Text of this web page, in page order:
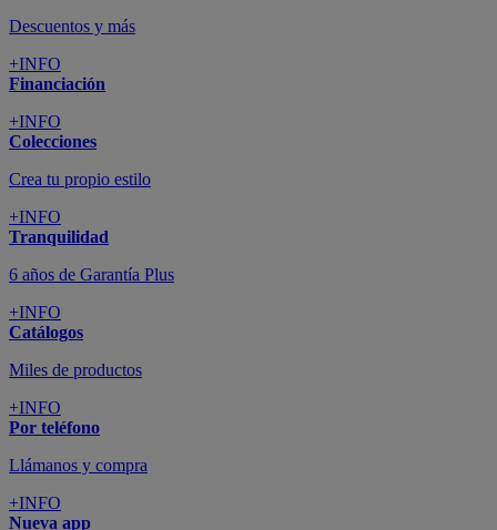
Descuentos y más
+INFO
Financiación
+INFO
Colecciones
Crea tu propio estilo
+INFO
Tranquilidad
6 años de Garantía Plus
+INFO
Catálogos
Miles de productos
+INFO
Por teléfono
Llámanos y compra
+INFO
Nueva app